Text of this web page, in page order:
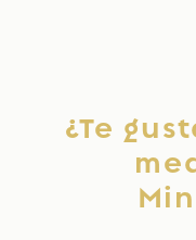
¿Te